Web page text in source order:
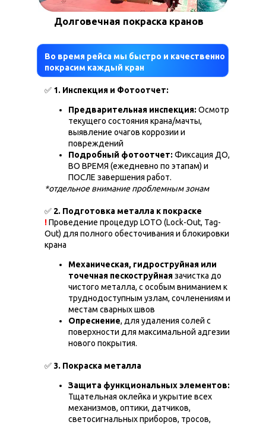
Долговечная покраска кранов
Во время рейса мы быстро и качественно
покрасим каждый кран
✅ 1. Инспекция и Фотоотчет:
Предварительная инспекция: Осмотр
текущего состояния крана/мачты,
выявление очагов коррозии и
повреждений
Подробный фотоотчет: Фиксация ДО,
ВО ВРЕМЯ (ежедневно по этапам) и
ПОСЛЕ завершения работ.
*oтдельное внимание проблемным зонам
✅ 2. Подготовка металла к покраске
! Проведение процедур LOTO (Lock-Out, Tag-
Out) для полного обесточивания и блокировки
крана
Механическая, гидроструйная или
точечная пескоструйнаязачистка до
чистого металла, с особым вниманием к
труднодоступным узлам, сочленениям и
местам сварных швов
Опреснение, для удаления солей с
поверхности для максимальной адгезии
нового покрытия.
✅ 3. Покраска металла
Защита функциональных элементов:
Тщательная оклейка и укрытие всех
механизмов, оптики, датчиков,
светосигнальных приборов, тросов,